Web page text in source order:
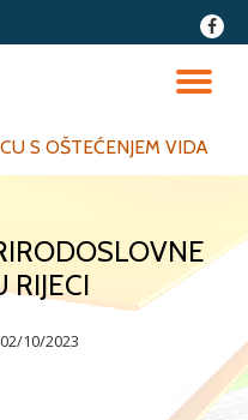
fa-
S OŠTEĆENJEM VIDA
RIJECI
02/10/2023